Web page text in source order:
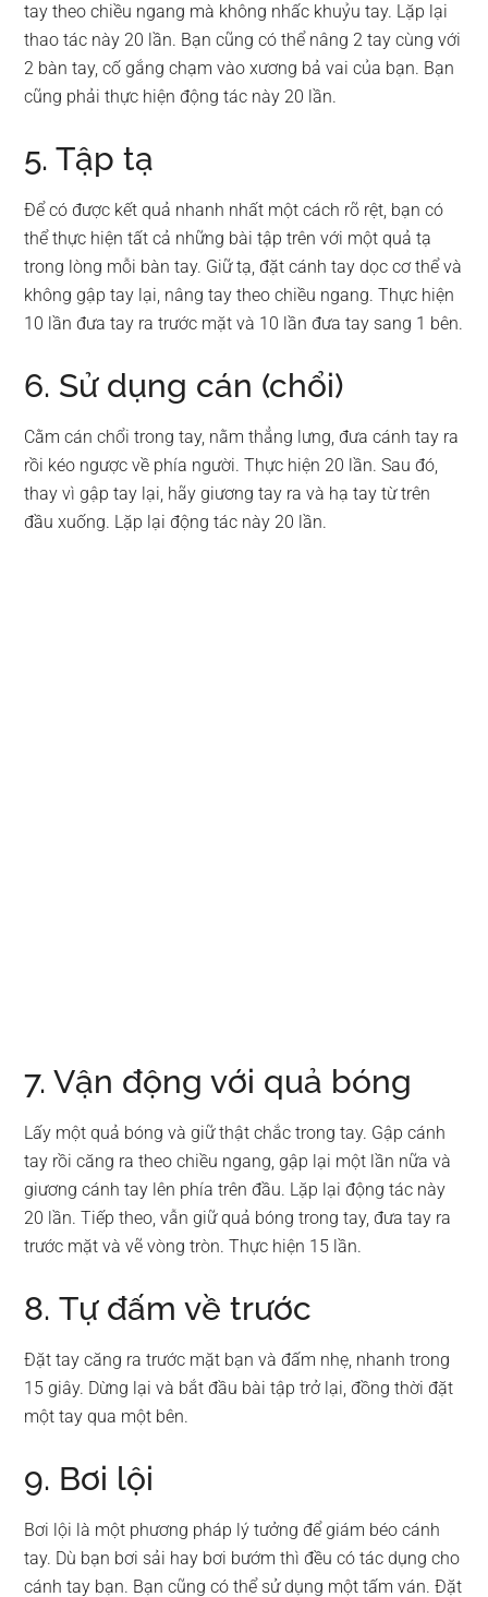
tay theo chiều ngang mà không nhấc khuỷu tay. Lặp lại
thao tác này 20 lần. Bạn cũng có thể nâng 2 tay cùng với
2 bàn tay, cố gắng chạm vào xương bả vai của bạn. Bạn
cũng phải thực hiện động tác này 20 lần.
5. Tập tạ
Để có được kết quả nhanh nhất một cách rõ rệt, bạn có
thể thực hiện tất cả những bài tập trên với một quả tạ
trong lòng mỗi bàn tay. Giữ tạ, đặt cánh tay dọc cơ thể và
không gập tay lại, nâng tay theo chiều ngang. Thực hiện
10 lần đưa tay ra trước mặt và 10 lần đưa tay sang 1 bên.
6. Sử dụng cán (chổi)
Cằm cán chổi trong tay, nằm thẳng lưng, đưa cánh tay ra
rồi kéo ngược về phía người. Thực hiện 20 lần. Sau đó,
thay vì gập tay lại, hãy giương tay ra và hạ tay từ trên
đầu xuống. Lặp lại động tác này 20 lần.
7. Vận động với quả bóng
Lấy một quả bóng và giữ thật chắc trong tay. Gập cánh
tay rồi căng ra theo chiều ngang, gập lại một lần nữa và
giương cánh tay lên phía trên đầu. Lặp lại động tác này
20 lần. Tiếp theo, vẫn giữ quả bóng trong tay, đưa tay ra
trước mặt và vẽ vòng tròn. Thực hiện 15 lần.
8. Tự đấm về trước
Đặt tay căng ra trước mặt bạn và đấm nhẹ, nhanh trong
15 giây. Dừng lại và bắt đầu bài tập trở lại, đồng thời đặt
một tay qua một bên.
9. Bơi lội
Bơi lội là một phương pháp lý tưởng để giám béo cánh
tay. Dù bạn bơi sải hay bơi bướm thì đều có tác dụng cho
cánh tay bạn. Bạn cũng có thể sử dụng một tấm ván. Đặt